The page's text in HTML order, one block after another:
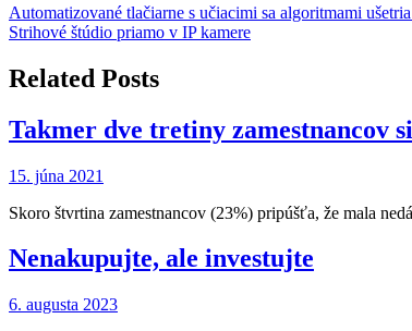
Navigácia
v
článku
Automatizované tlačiarne s učiacimi sa algoritmami
Strihové štúdio priamo v IP kamere
Related Posts
Takmer dve tretiny zamestnancov
15. júna 2021
Skoro štvrtina zamestnancov (23%) pripúšťa, že mala
Nenakupujte, ale investujte
6. augusta 2023